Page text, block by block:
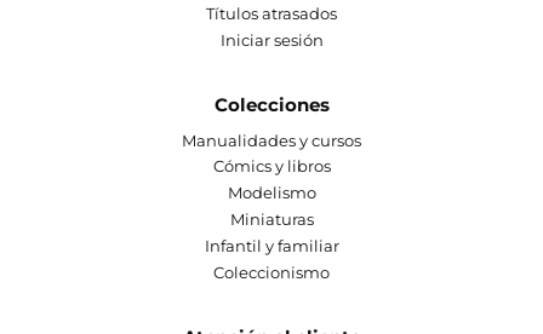
Títulos atrasados
Iniciar sesión
Colecciones
Manualidades y cursos
Cómics y libros
Modelismo
Miniaturas
Infantil y familiar
Coleccionismo